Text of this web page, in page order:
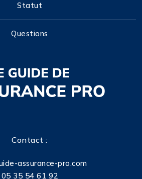
Statut
Questions
Contact :
assurance-pro.com
05 35 54 61 92